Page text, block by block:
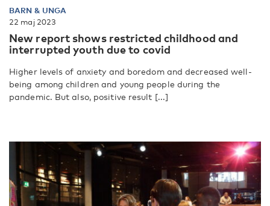
BARN & UNGA
22 maj 2023
New report shows restricted childhood and
interrupted youth due to covid
Higher levels of anxiety and boredom and decreased well-
being among children and young people during the
pandemic. But also, positive result [...]